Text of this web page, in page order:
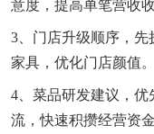
意度，提高单笔营收收
3、门店升级顺序，
家具，优化门店颜值。
4、菜品研发建议，
流，快速积攒经营资金